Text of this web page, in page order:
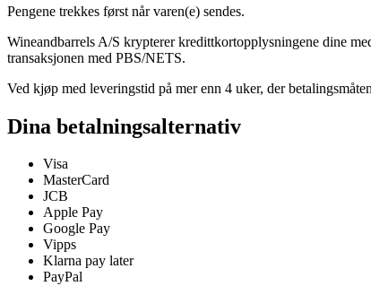
Pengene trekkes først når varen(e) sendes.
Wineandbarrels A/S krypterer kredittkortopplysningene dine
transaksjonen med PBS/NETS.
Ved kjøp med leveringstid på mer enn 4 uker, der
Dina betalningsalternativ
Visa
MasterCard
JCB
Apple Pay
Google Pay
Vipps
Klarna pay later
PayPal